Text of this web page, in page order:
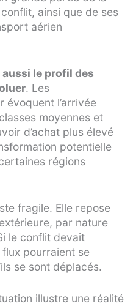
ainsi que de ses
aérien
aussi le profil des
. Les
évoquent l’arrivée
moyennes et
d’achat plus élevé
potentielle
régions
fragile. Elle repose
par nature
le conflit devait
flux pourraient se
se sont déplacés.
illustre une réalité